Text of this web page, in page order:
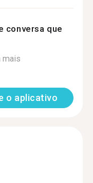
conversa que
mais
o aplicativo